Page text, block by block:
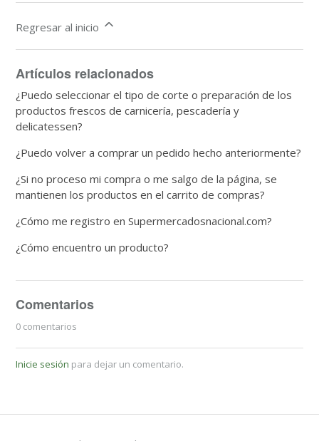
Regresar al inicio
Artículos relacionados
¿Puedo seleccionar el tipo de corte o preparación de los
productos frescos de carnicería, pescadería y
delicatessen?
¿Puedo volver a comprar un pedido hecho anteriormente?
¿Si no proceso mi compra o me salgo de la página, se
mantienen los productos en el carrito de compras?
¿Cómo me registro en Supermercadosnacional.com?
¿Cómo encuentro un producto?
Comentarios
0 comentarios
Inicie sesión para dejar un comentario.